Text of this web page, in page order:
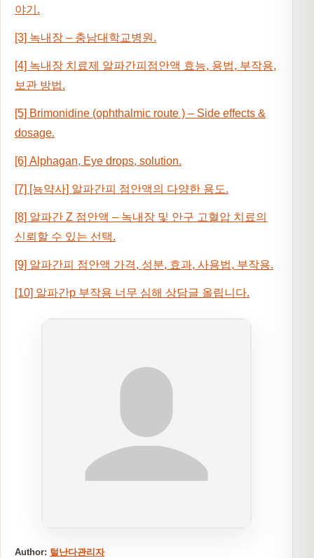
야기.
[3] 녹내장 – 충남대학교병원.
[4] 녹내장 치료제 알파간피점안액 효능, 용법, 부작용,
보관 방법.
[5] Brimonidine (ophthalmic route ) – Side effects &
dosage.
[6] Alphagan, Eye drops, solution.
[7] [뇽약사] 알파간피 점안액의 다양한 용도.
[8] 알파간 Z 점안액 – 녹내장 및 안구 고혈압 치료의
신뢰할 수 있는 선택.
[9] 알파간피 점안액 가격, 성분, 효과, 사용법, 부작용.
[10] 알파간p 부작용 너무 심해 상담글 올립니다.
Author: 털난다관리자